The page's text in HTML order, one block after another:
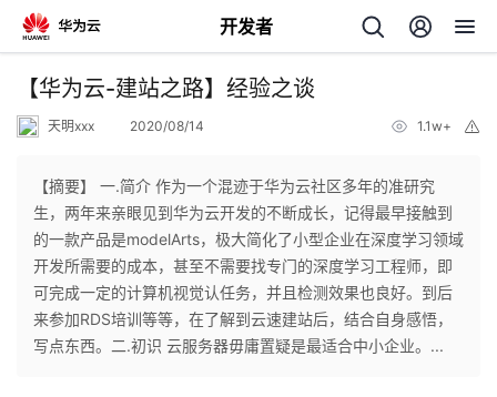
开发者
返
个
人
我
【华为云-建站之路】经验之谈
天明xxx 2020/08/14 1.1w+
【摘要】 一.简介 作为一个混迹于华为云社区多年的准研究
生，两年来亲眼见到华为云开发的不断成长，记得最早接触到
的一款产品是modelArts，极大简化了小型企业在深度学习领域
开发所需要的成本，甚至不需要找专门的深度学习工程师，即
可完成一定的计算机视觉认任务，并且检测效果也良好。到后
来参加RDS培训等等，在了解到云速建站后，结合自身感悟，
写点东西。二.初识 云服务器毋庸置疑是最适合中小企业。...